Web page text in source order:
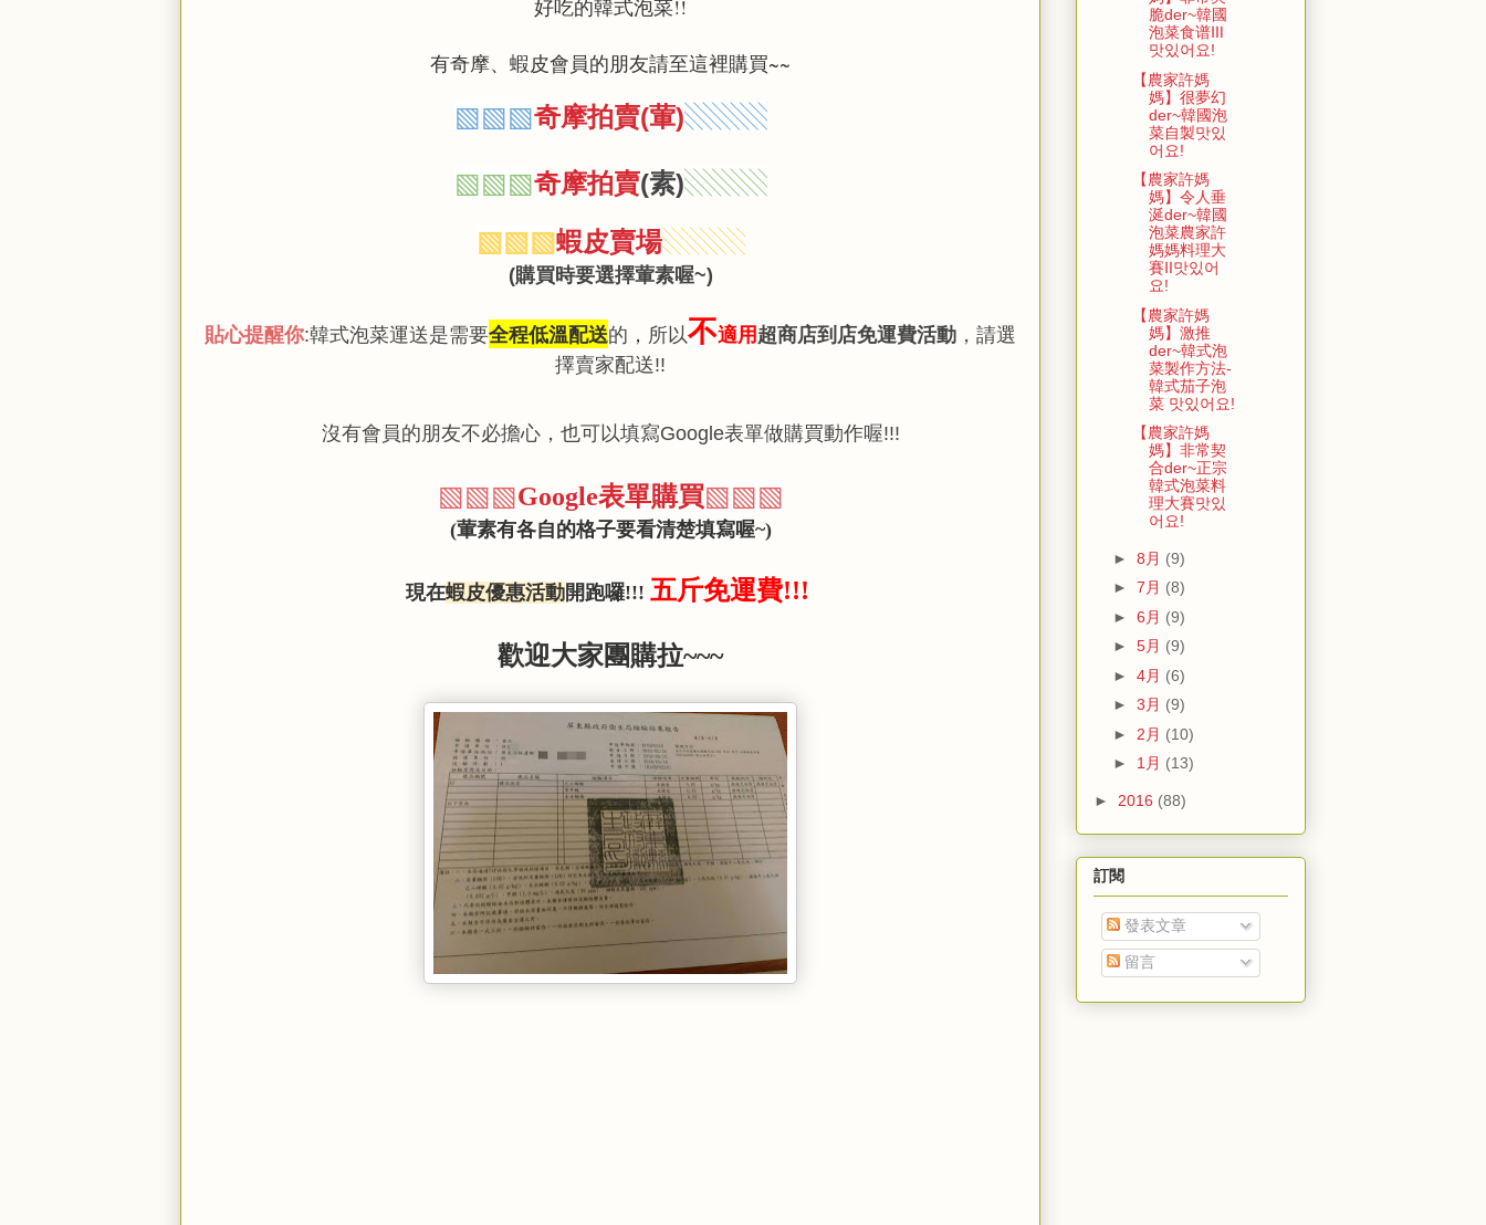
好吃的韓式泡菜!!
有奇摩、蝦皮會員的朋友請至這裡購買~~
▧▧▧奇摩拍賣(葷)▧▧▧
▧▧▧奇摩拍賣(素)▧▧▧
▧▧▧蝦皮賣場▧▧▧
(購買時要選擇葷素喔~)
貼心提醒你:韓式泡菜運送是需要全程低溫配送的 ， 所以不適用超商店到店免運費活動 ，請選
擇賣家配送!!
沒有會員的朋友不必擔心，也可以填寫Google表單做購買動作喔!!!
▧▧▧Google表單購買▧▧▧
(葷素有各自的格子要看清楚填寫喔~)
現在蝦皮優惠活動開跑囉!!! 五斤免運費!!!
歡迎大家團購拉~~~
脆der~韓國
泡菜食谱Ⅲ
맛있어요!
【農家許媽
媽】很夢幻
der~韓國泡
菜自製맛있
어요!
【農家許媽
媽】令人垂
涎der~韓國
泡菜農家許
媽媽料理大
賽Ⅱ맛있어
요!
【農家許媽
媽】激推
der~韓式泡
菜製作方法-
韓式茄子泡
菜 맛있어요!
【農家許媽
媽】非常契
合der~正宗
韓式泡菜料
理大賽맛있
어요!
► 8月 (9)
► 7月 (8)
► 6月 (9)
► 5月 (9)
► 4月 (6)
► 3月 (9)
► 2月 (10)
► 1月 (13)
► 2016 (88)
訂閱
發表文章
留言